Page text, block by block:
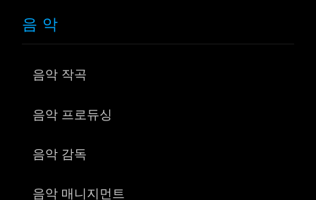
음악
음악 작곡
음악 프로듀싱
음악 감독
음악 매니지먼트
中文